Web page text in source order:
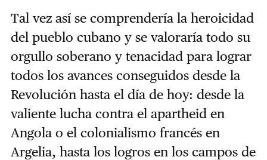
Tal vez así se comprendería la heroicidad
del pueblo cubano y se valoraría todo su
orgullo soberano y tenacidad para lograr
todos los avances conseguidos desde la
Revolución hasta el día de hoy: desde la
valiente lucha contra el apartheid en
Angola o el colonialismo francés en
Argelia, hasta los logros en los campos de